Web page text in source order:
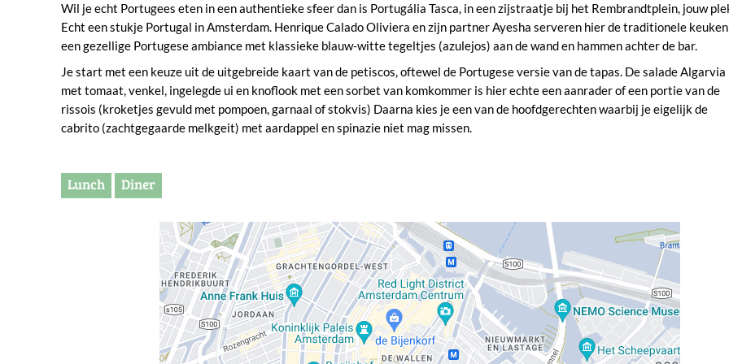
Wil je echt Portugees eten in een authentieke sfeer dan is Portugália Tasca, in een zijstraatje bij het Rembrandtplein, jouw
Echt een stukje Portugal in Amsterdam. Henrique Calado Oliviera en zijn partner Ayesha serveren hier de traditionele
een gezellige Portugese ambiance met klassieke blauw-witte tegeltjes (azulejos) aan de wand en hammen achter de bar.
Je start met een keuze uit de uitgebreide kaart van de petiscos, oftewel de Portugese versie van de tapas. De salade Algarvia
met tomaat, venkel, ingelegde ui en knoflook met een sorbet van komkommer is hier echte een aanrader of een portie van de
rissois (kroketjes gevuld met pompoen, garnaal of stokvis) Daarna kies je een van de hoofdgerechten waarbij je eigelijk de
cabrito (zachtgegaarde melkgeit) met aardappel en spinazie niet mag missen.
Lunch Diner